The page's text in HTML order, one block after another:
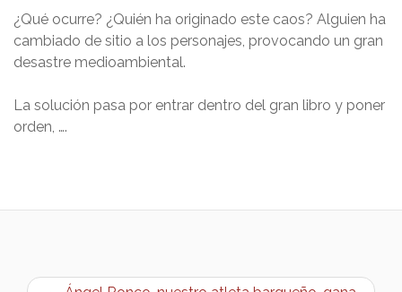
¿Qué ocurre? ¿Quién ha originado este caos? Alguien ha
cambiado de sitio a los personajes, provocando un gran
desastre medioambiental.
La solución pasa por entrar dentro del gran libro y poner
orden, ….